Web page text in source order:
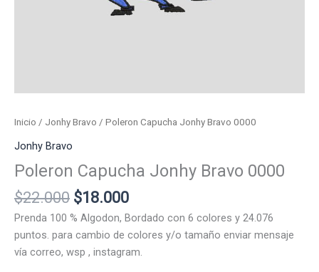
Inicio / Jonhy Bravo / Poleron Capucha Jonhy Bravo 0000
Jonhy Bravo
Poleron Capucha Jonhy Bravo 0000
$22.000 El
precio
original
era:
$18.000El
precio
actual
es:
Prenda 100 % Algodon, Bordado con 6 colores y 24.076
puntos. para cambio de colores y/o tamaño enviar mensaje
vía correo, wsp , instagram.